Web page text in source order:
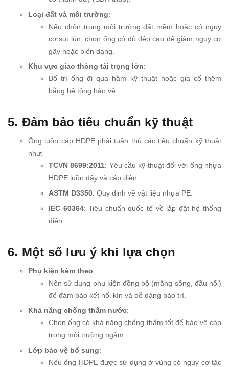
Loại đất và môi trường:
Nếu chôn trong môi trường đất mềm hoặc có nguy
cơ sụt lún, chọn ống có độ dẻo cao để giảm nguy cơ
gãy hoặc biến dạng.
Khu vực giao thông tải trọng lớn:
Bố trí ống đi qua hầm kỹ thuật hoặc gia cố thêm
bằng bê tông bảo vệ.
5. Đảm bảo tiêu chuẩn kỹ thuật
Ống luồn cáp HDPE phải tuân thủ các tiêu chuẩn kỹ thuật
như:
TCVN 8699:2011: Yêu cầu kỹ thuật đối với ống nhựa
HDPE luồn dây và cáp điện.
ASTM D3350: Quy định về vật liệu nhựa PE.
IEC 60364: Tiêu chuẩn quốc tế về lắp đặt hệ thống
điện.
6. Một số lưu ý khi lựa chọn
Phụ kiện kèm theo:
Nên sử dụng phụ kiện đồng bộ (măng sông, đầu nối)
để đảm bảo kết nối kín và dễ dàng bảo trì.
Khả năng chống thấm nước:
Chọn ống có khả năng chống thấm tốt để bảo vệ cáp
trong môi trường ngầm.
Lớp bảo vệ bổ sung:
Nếu ống HDPE được sử dụng ở vùng có nguy cơ tác